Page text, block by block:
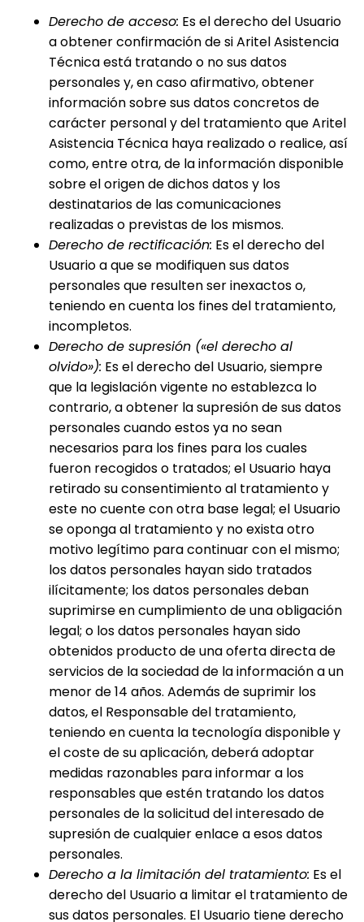
Derecho de acceso: Es el derecho del Usuario
a obtener confirmación de siAritel Asistencia
Técnicaestá tratando o no sus datos
personales y, en caso afirmativo, obtener
información sobre sus datos concretos de
carácter personal y del tratamiento queAritel
Asistencia Técnica haya realizado o realice, así
como, entre otra, de la información disponible
sobre el origen de dichos datos y los
destinatarios de las comunicaciones
realizadas o previstas de los mismos.
Derecho de rectificación: Es el derecho del
Usuario a que se modifiquen sus datos
personales que resulten ser inexactos o,
teniendo en cuenta los fines del tratamiento,
incompletos.
Derecho de supresión («el derecho al
olvido»): Es el derecho del Usuario, siempre
que la legislación vigente no establezca lo
contrario, a obtener la supresión de sus datos
personales cuando estos ya no sean
necesarios para los fines para los cuales
fueron recogidos o tratados; el Usuario haya
retirado su consentimiento al tratamiento y
este no cuente con otra base legal; el Usuario
se oponga al tratamiento y no exista otro
motivo legítimo para continuar con el mismo;
los datos personales hayan sido tratados
ilícitamente; los datos personales deban
suprimirse en cumplimiento de una obligación
legal; o los datos personales hayan sido
obtenidos producto de una oferta directa de
servicios de la sociedad de la información a un
menor de 14 años. Además de suprimir los
datos, el Responsable del tratamiento,
teniendo en cuenta la tecnología disponible y
el coste de su aplicación, deberá adoptar
medidas razonables para informar a los
responsables que estén tratando los datos
personales de la solicitud del interesado de
supresión de cualquier enlace a esos datos
personales.
Derecho a la limitación del tratamiento: Es el
derecho del Usuario a limitar el tratamiento de
sus datos personales. El Usuario tiene derecho